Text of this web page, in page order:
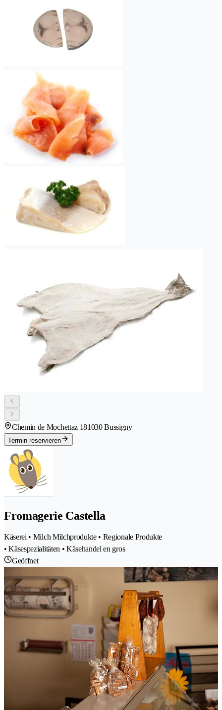
Chemin de Mochettaz 181030 Bussigny
Termin reservieren
Fromagerie Castella
Käserei • Milch Milchprodukte • Regionale Produkte
• Käsespezialitäten • Käsehandel en gros
Geöffnet